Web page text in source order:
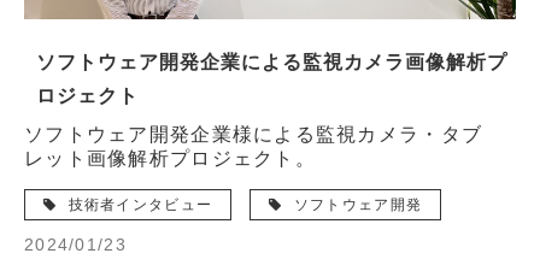
ソフトウェア開発企業による監視カメラ画像解析プ
ロジェクト
ソフトウェア開発企業様による監視カメラ・タブ
レット画像解析プロジェクト。
技術者インタビュー ソフトウェア開発
2024/01/23